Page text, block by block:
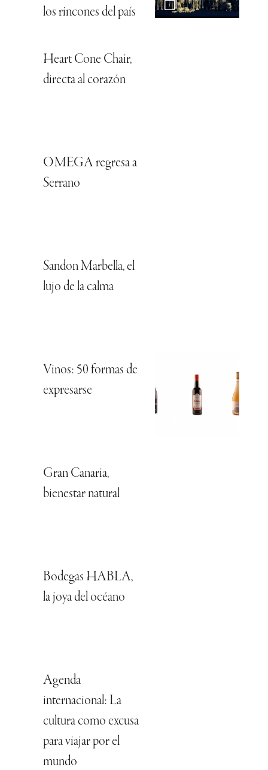
los rincones del país
Heart Cone Chair,
directa al corazón
OMEGA regresa a
Serrano
Sandon Marbella, el
lujo de la calma
Vinos: 50 formas de
expresarse
Gran Canaria,
bienestar natural
Bodegas HABLA,
la joya del océano
Agenda
internacional: La
cultura como excusa
para viajar por el
mundo